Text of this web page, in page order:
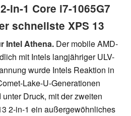
in-1 Core i7-1065G7
schnellste XPS 13
Intel Athena. Der mobile AMD-
mit Intels langjähriger ULV-
wurde Intels Reaktion in
Lake-U-Generationen
Druck, mit der zweiten
2-in-1 ein außergewöhnliches